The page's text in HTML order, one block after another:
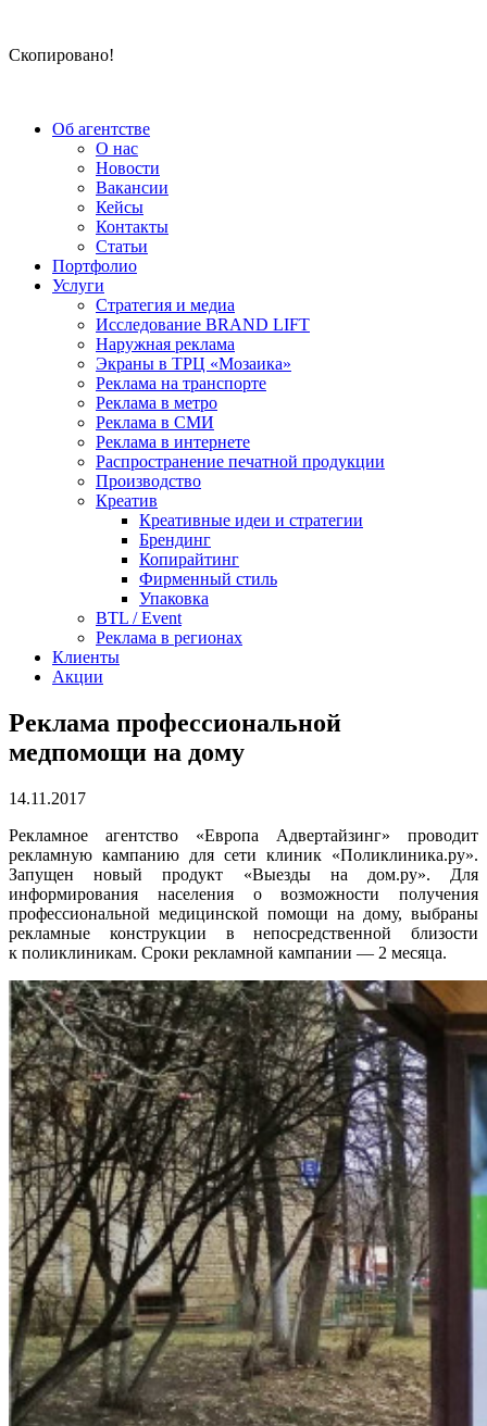
Скопировано!
Об агентстве
О нас
Новости
Вакансии
Кейсы
Контакты
Статьи
Портфолио
Услуги
Стратегия и медиа
Исследование BRAND LIFT
Наружная реклама
Экраны в ТРЦ «Мозаика»
Реклама на транспорте
Реклама в метро
Реклама в СМИ
Реклама в интернете
Распространение печатной продукции
Производство
Креатив
Креативные идеи и стратегии
Брендинг
Копирайтинг
Фирменный стиль
Упаковка
BTL / Event
Реклама в регионах
Клиенты
Акции
Реклама профессиональной
медпомощи на дому
14.11.2017
Рекламное агентство «Европа Адвертайзинг» проводит
рекламную кампанию для сети клиник «Поликлиника.ру».
Запущен новый продукт «Выезды на дом.ру». Для
информирования населения о возможности получения
профессиональной медицинской помощи на дому, выбраны
рекламные конструкции в непосредственной близости
к поликлиникам. Сроки рекламной кампании — 2 месяца.